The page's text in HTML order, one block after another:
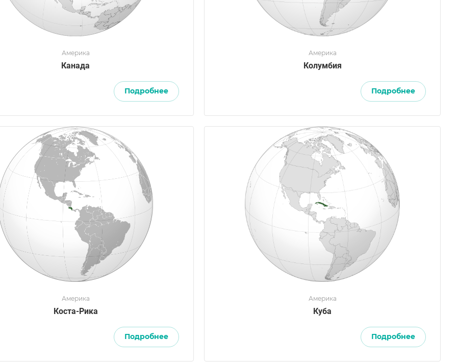
Америка
Канада
Подробнее
Америка
Колумбия
Подробнее
Америка
Коста-Рика
Подробнее
Америка
Куба
Подробнее